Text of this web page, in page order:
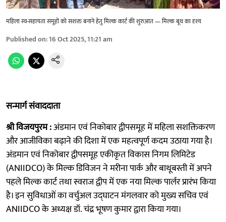
महिला स्व-सहायता समूहों को सशक्त बनाने हेतु मिल्क कार्ट की शुरुआत — मिल्क बूथ का दृश्य
Published on:16 Oct 2025, 11:21 am
सन्मार्ग संवाददाता
श्री विजयपुरम :अंडमान एवं निकोबार द्वीपसमूह में महिला सशक्तिकरण
और आजीविका बढ़ाने की दिशा में एक महत्वपूर्ण कदम उठाया गया है।
अंडमान एवं निकोबार द्वीपसमूह एकीकृत विकास निगम लिमिटेड
(ANIIDCO) के मिल्क डिविजन ने मरीना पार्क और बाथूबस्ती में अपने
पहले मिल्क कार्ट तथा स्वराज द्वीप में एक नया मिल्क पार्लर प्रारंभ किया
है। इन सुविधाओं का वर्चुअल उद्घाटन मंगलवार को मुख्य सचिव एवं
ANIIDCO के अध्यक्ष डॉ. चंद्र भूषण कुमार द्वारा किया गया।